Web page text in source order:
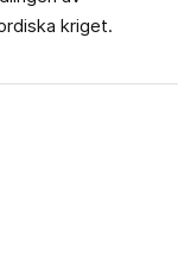
kriget.